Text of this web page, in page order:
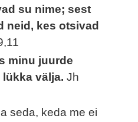
su nime; sest
neid, kes otsivad
minu juurde
lükka välja.Jh
seda, keda me ei